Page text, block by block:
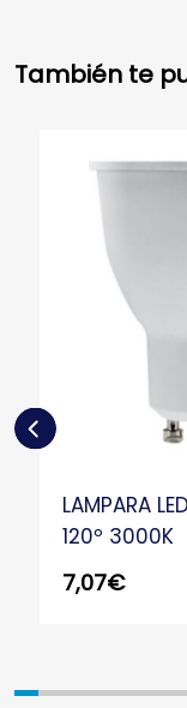
También te
LAMPARA
120º 3000K
7,07€